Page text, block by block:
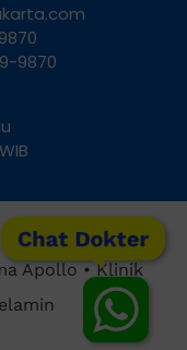
Chat Dokter
9870
Apollo • Klinik